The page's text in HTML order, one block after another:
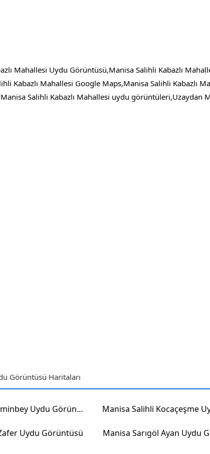
Mahallesi Uydu Görüntüsü,Manisa Salihli Kabazlı
Kabazlı Mahallesi Google Maps,Manisa Salihli Kabazlı
Salihli Kabazlı Mahallesi uydu görüntüleri,Uzaydan
Görüntüsü Haritaları
Manisa Salihli Eminbey Uydu Görüntüsü
Uydu Görüntüsü Manisa Sarıgöl Ayan Uydu